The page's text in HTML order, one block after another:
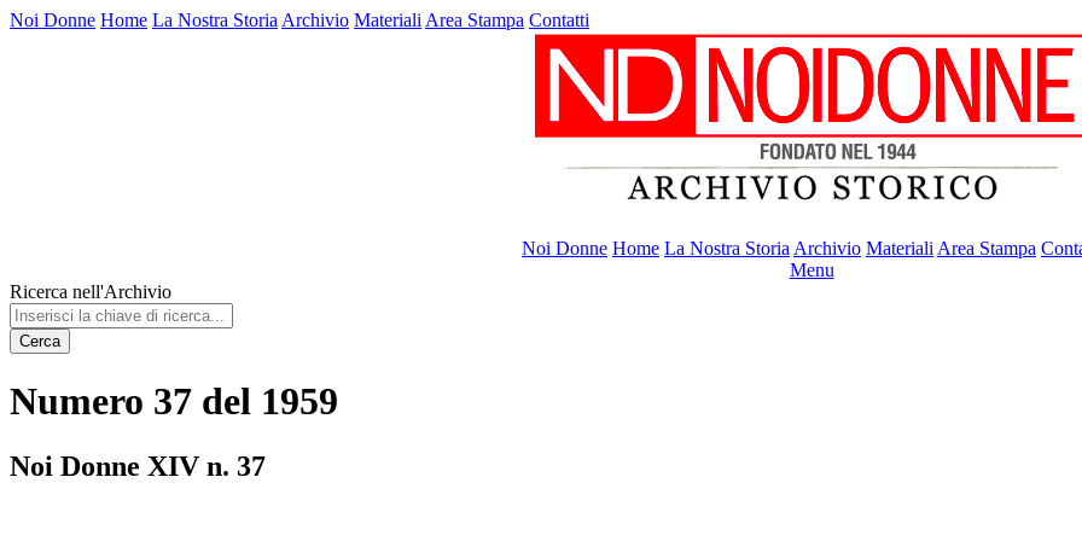
Noi Donne Home La Nostra Storia Archivio Materiali Area Stampa Contatti
Noi Donne Home La Nostra Storia Archivio Materiali Area Stampa
Menu
Ricerca nell'Archivio
Cerca
Numero 37 del 1959
Noi Donne XIV n. 37